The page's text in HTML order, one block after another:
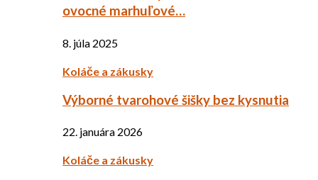
ovocné marhuľové…
8. júla 2025
Koláče a zákusky
Výborné tvarohové šišky bez kysnutia
22. januára 2026
Koláče a zákusky